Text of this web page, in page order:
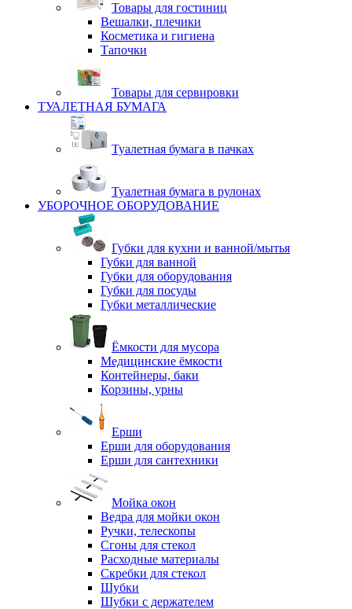
Товары для гостиниц
Вешалки, плечики
Косметика и гигиена
Тапочки
Товары для сервировки
ТУАЛЕТНАЯ БУМАГА
Туалетная бумага в пачках
Туалетная бумага в рулонах
УБОРОЧНОЕ ОБОРУДОВАНИЕ
Губки для кухни и ванной/мытья
Губки для ванной
Губки для оборудования
Губки для посуды
Губки металлические
Ёмкости для мусора
Медицинские ёмкости
Контейнеры, баки
Корзины, урны
Ерши
Ерши для оборудования
Ерши для сантехники
Мойка окон
Ведра для мойки окон
Ручки, телескопы
Сгоны для стекол
Расходные материалы
Скребки для стекол
Шубки
Шубки с держателем